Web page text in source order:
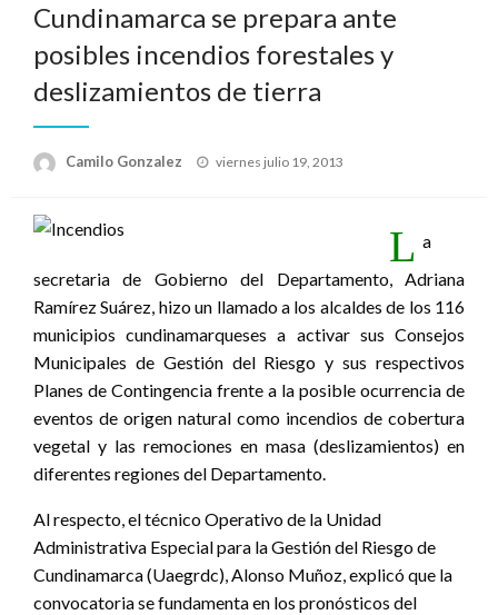
Cundinamarca se prepara ante
posibles incendios forestales y
deslizamientos de tierra
Camilo Gonzalez
Publicado
viernes julio 19, 2013
L a
secretaria de Gobierno del Departamento, Adriana
Ramírez Suárez, hizo un llamado a los alcaldes de los 116
municipios cundinamarqueses a activar sus Consejos
Municipales de Gestión del Riesgo y sus respectivos
Planes de Contingencia frente a la posible ocurrencia de
eventos de origen natural como incendios de cobertura
vegetal y las remociones en masa (deslizamientos) en
diferentes regiones del Departamento.
Al respecto, el técnico Operativo de la Unidad
Administrativa Especial para la Gestión del Riesgo de
Cundinamarca (Uaegrdc), Alonso Muñoz, explicó que la
convocatoria se fundamenta en los pronósticos del